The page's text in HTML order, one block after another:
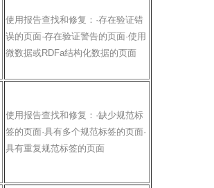
使用报告查找和修复：·存在验证错
误的页面·存在验证警告的页面·使用
微数据或RDFa结构化数据的页面
使用报告查找和修复：·缺少规范标
签的页面·具有多个规范标签的页面·
具有重复规范标签的页面